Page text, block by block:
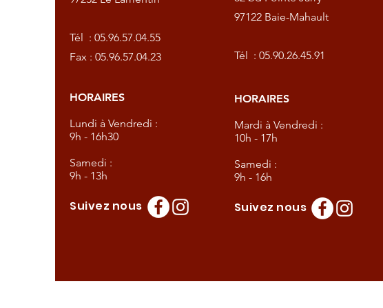
Tél :05.96.57.04.55
Fax : 05.96.57.04.23
HORAIRES
Lundi à Vendredi :
9h - 16h30
Samedi :
9h - 13h
Suivez nous
97122 Baie-Mahault
Tél : 05.90.26.45.91
HORAIRES
Mardi à Vendredi :
10h - 17h
Samedi :
9h - 16h
Suivez nous